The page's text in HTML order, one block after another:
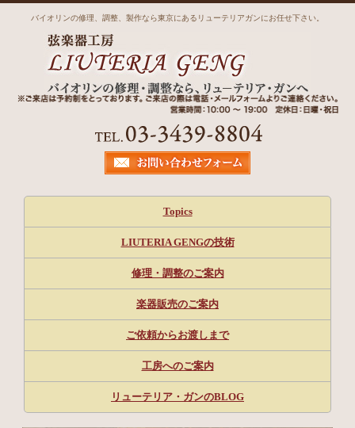
バイオリンの修理、調整、製作なら東京にあるリューテリアガンにお任せ下さい。
Topics
LIUTERIA GENGの技術
修理・調整のご案内
楽器販売のご案内
ご依頼からお渡しまで
工房へのご案内
リューテリア・ガンのBLOG